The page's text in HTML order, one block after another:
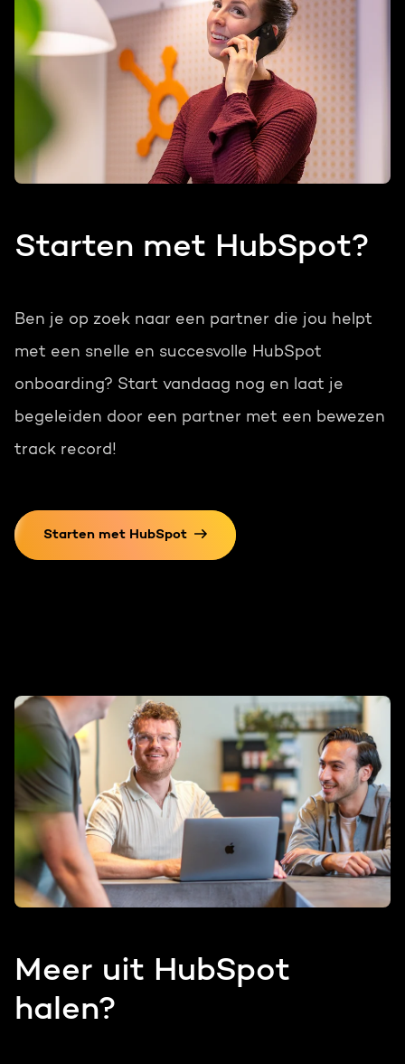
Starten met HubSpot?
Ben je op zoek naar een partner die jou helpt
met een snelle en succesvolle HubSpot
onboarding? Start vandaag nog en laat je
begeleiden door een partner met een bewezen
track record!
Starten met HubSpot
Meer uit HubSpot
halen?